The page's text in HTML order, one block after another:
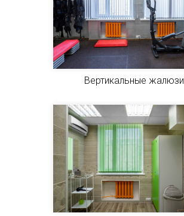
Вертикальные жалюзи